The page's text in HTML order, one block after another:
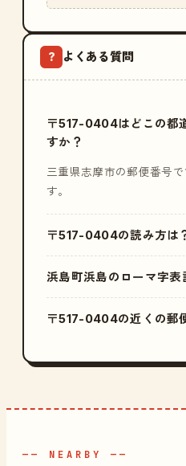
? よくある質問
〒517-0404はどこの都
すか？
三重県志摩市の郵便番号
す。
〒517-0404の読み方は
浜島町浜島のローマ字表
〒517-0404の近くの郵
—— NEARBY ——